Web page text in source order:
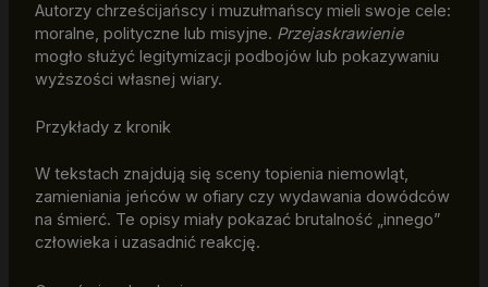
Autorzy chrześcijańscy i muzułmańscy mieli swoje cele:
moralne, polityczne lub misyjne. Przejaskrawienie
mogło służyć legitymizacji podbojów lub pokazywaniu
wyższości własnej wiary.
Przykłady z kronik
W tekstach znajdują się sceny topienia niemowląt,
zamieniania jeńców w ofiary czy wydawania dowódców
na śmierć. Te opisy miały pokazać brutalność „innego”
człowieka i uzasadnić reakcję.